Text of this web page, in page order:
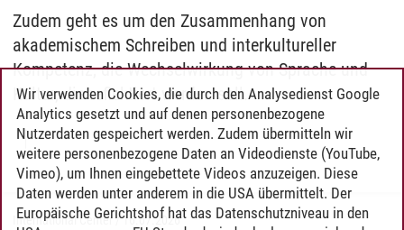
Zudem geht es um den Zusammenhang von
akademischem Schreiben und interkultureller
Kompetenz, die Wechselwirkung von Sprache und
Kultur, die reflektiert werden soll.
International Center/16.07.2026
Wir verwenden Cookies, die durch den Analysedienst Google
Analytics gesetzt und auf denen personenbezogene
Nutzerdaten gespeichert werden. Zudem übermitteln wir
weitere personenbezogene Daten an Videodienste (YouTube,
Vimeo), um Ihnen eingebettete Videos anzuzeigen. Diese
Daten werden unter anderem in die USA übermittelt. Der
Europäische Gerichtshof hat das Datenschutzniveau in den